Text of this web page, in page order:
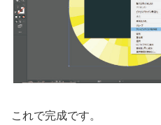
これで完成です。